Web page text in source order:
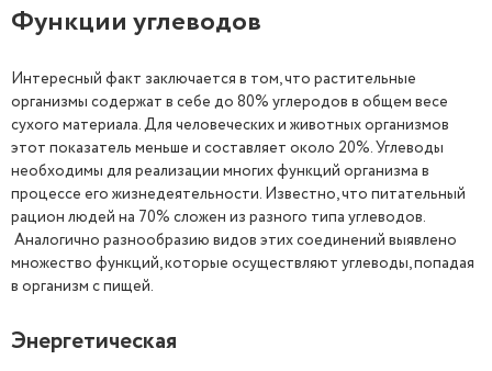
Функции углеводов
Интересный факт заключается в том, что растительные
организмы содержат в себе до 80% углеродов в общем весе
сухого материала. Для человеческих и животных организмов
этот показатель меньше и составляет около 20%. Углеводы
необходимы для реализации многих функций организма в
процессе его жизнедеятельности. Известно, что питательный
рацион людей на 70% сложен из разного типа углеводов.
Аналогично разнообразию видов этих соединений выявлено
множество функций, которые осуществляют углеводы, попадая
в организм с пищей.
Энергетическая